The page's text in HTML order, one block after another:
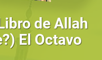
de Allah
El Octavo